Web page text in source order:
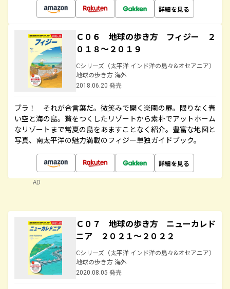
詳細を見る
Ｃ０６ 地球の歩き方 フィジー ２
０１８～２０１９
Cシリーズ（太平洋 インド洋の島々&オセアニア）
地球の歩き方 海外
2018.06.20 発売
ブラ！ それが合言葉だ。微笑みで開く楽園の扉。限りなく青
い空と海の島。贅をつくしたリゾートから素朴でアットホーム
なリゾートまで常夏の島をあますことなく紹介。豊富な地図と
写真、南太平洋の魅力満載のフィジー単独ガイドブック。
詳細を見る
AD
Ｃ０７ 地球の歩き方 ニューカレド
ニア ２０２１～２０２２
Cシリーズ（太平洋 インド洋の島々&オセアニア）
地球の歩き方 海外
2020.08.05 発売